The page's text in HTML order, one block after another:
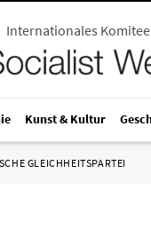
Internationales
Kunst & Kultur
GLEICHHEITSPARTEI